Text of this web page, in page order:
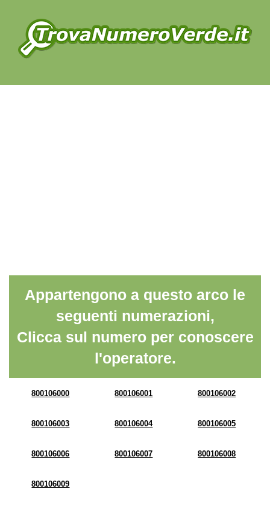
Appartengono a questo arco le
seguenti numerazioni,
Clicca sul numero per conoscere
l'operatore.
800106000 800106001 800106002
800106003 800106004 800106005
800106006 800106007 800106008
800106009